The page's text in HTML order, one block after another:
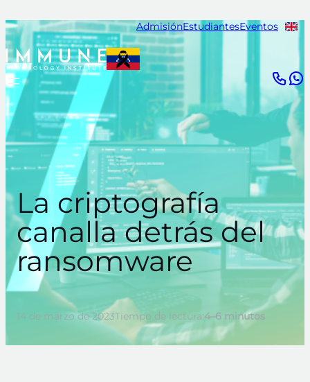
al
contenido
AdmisiónEstudiantesEventos
La criptografía
canalla detrás del
ransomware
14 de marzo de 2023Tiempo de lectura:4–6 minutos